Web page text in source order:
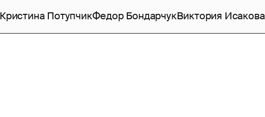
Кристина ПотупчикФедор БондарчукВиктория Исакова